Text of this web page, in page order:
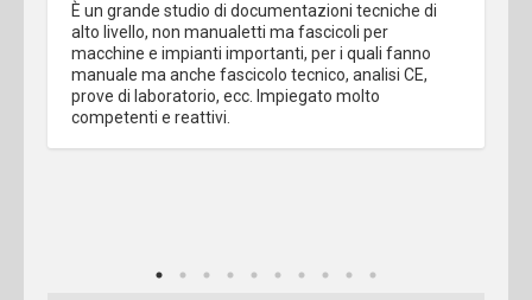
È un grande studio di documentazioni tecniche di
alto livello, non manualetti ma fascicoli per
macchine e impianti importanti, per i quali fanno
manuale ma anche fascicolo tecnico, analisi CE,
prove di laboratorio, ecc. Impiegato molto
competenti e reattivi.